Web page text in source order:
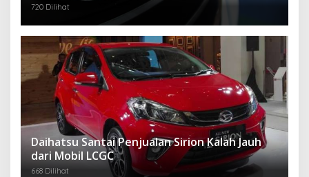
720 Dilihat
Daihatsu Santai Penjualan Sirion Kalah Jauh
dari Mobil LCGC
668 Dilihat